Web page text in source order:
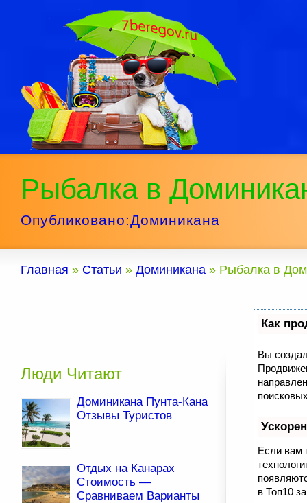
Рыбалка в
Опубликовано:Доминикана
Главная » Статьи » Доминикана » Рыбалка в
Как
Вы
Если вам
в Топ10
Люди Читают
Доминикана Пунта-Кана
Отзывы Туристов
Отдых на Канарах
Стоимость —
Сравниваем Варианты